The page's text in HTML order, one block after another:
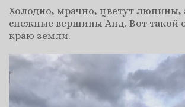
Холодно, мрачно, цветут люпины,
снежные вершины Анд. Вот такой
краю земли.